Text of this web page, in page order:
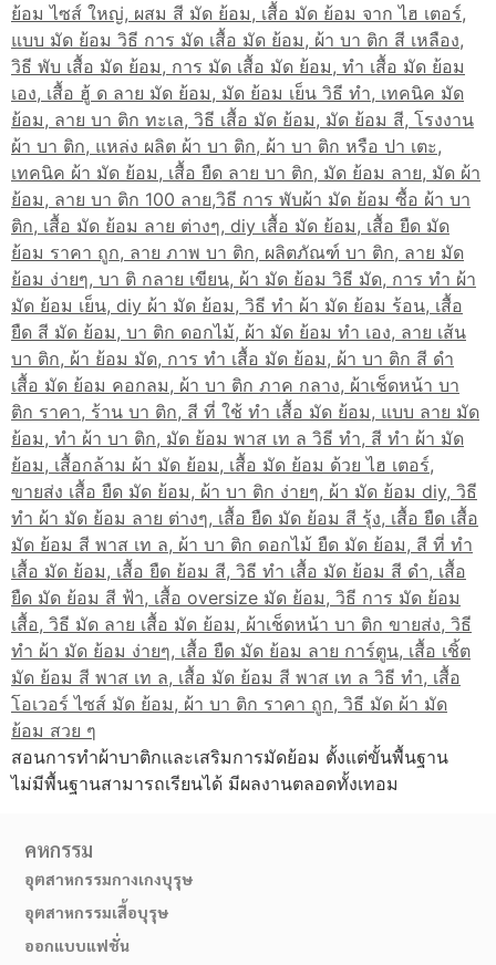
สอนการทำผ้าบาติกและเสริมการมัดย้อม ตั้งแต่ขั้นพื้นฐาน
ไม่มีพื้นฐานสามารถเรียนได้ มีผลงานตลอดทั้งเทอม
คหกรรม
อุตสาหกรรมกางเกงบุรุษ
อุตสาหกรรมเสื้อบุรุษ
ออกแบบแฟชั่น